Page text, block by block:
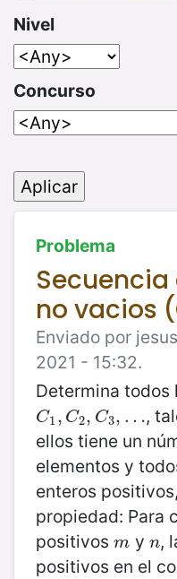
Nivel
Concurso
Problema
no vacios
Enviado por
2021 - 15:32.
Determina todos
C1, C2, C3, …
C1 ,C2,C3,…
,
ellos tiene un
elementos y
enteros
propiedad: Para
positivos m
m y n
n,
positivos en el